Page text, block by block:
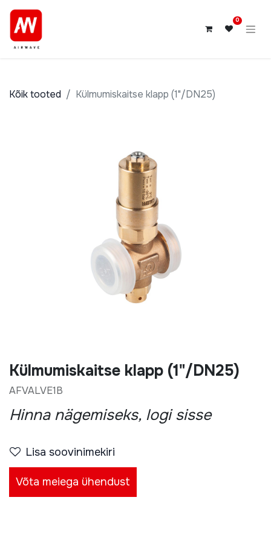
0
Kõik tooted Külmumiskaitse klapp (1"/DN25)
Külmumiskaitse klapp (1"/DN25)
AFVALVE1B
Hinna nägemiseks, logi sisse
Lisa soovinimekiri
Võta meiega ühendust